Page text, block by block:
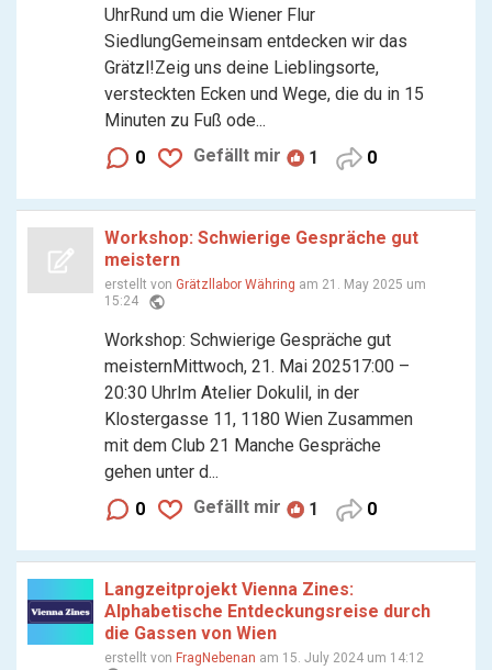
UhrRund um die Wiener Flur
SiedlungGemeinsam entdecken wir das
Grätzl!Zeig uns deine Lieblingsorte,
versteckten Ecken und Wege, die du in 15
Minuten zu Fuß ode...
0
Gefällt mir 1 0
Workshop: Schwierige Gespräche gut
meistern
erstellt von Grätzllabor Währing am 21. May 2025 um
15:24 public
Workshop: Schwierige Gespräche gut
meisternMittwoch, 21. Mai 202517:00 –
20:30 UhrIm Atelier Dokulil, in der
Klostergasse 11, 1180 Wien Zusammen
mit dem Club 21 Manche Gespräche
gehen unter d...
0
Gefällt mir 1 0
Langzeitprojekt Vienna Zines:
Alphabetische Entdeckungsreise durch
die Gassen von Wien
erstellt von FragNebenan am 15. July 2024 um 14:12